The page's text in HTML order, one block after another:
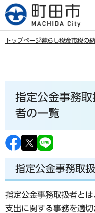
こ
の
トップページ暮らし税金市税の
指定公金事務
者の一覧
指定公金事務取
指定公金事務取扱者と
支出に関する事務を適